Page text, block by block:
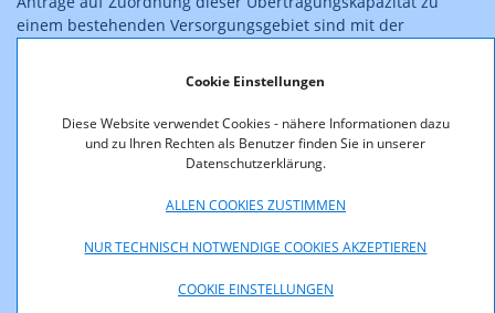
Cookie Einstellungen
Diese Website verwendet Cookies - nähere Informationen dazu
und zu Ihren Rechten als Benutzer finden Sie in unserer
Datenschutzerklärung.
ALLEN COOKIES ZUSTIMMEN
NUR TECHNISCH NOTWENDIGE COOKIES AKZEPTIEREN
COOKIE EINSTELLUNGEN
einem bestehenden Versorgungsgebiet sind mit der
versehen und haben bis spätestens 26. Juni 2023, 13:00 Uhr,
Die kennzeichnenden Merkmale der Funkanlage sowie ein
allgemeines Merkblatt sind auf der Website https://www.rtr.at
Wien, am 12. April 2023